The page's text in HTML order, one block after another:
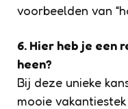
voorbeelden van
6. Hier heb je een
heen?
Bij deze unieke
mooie